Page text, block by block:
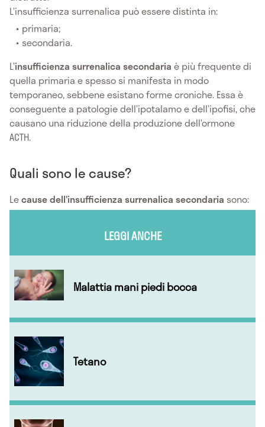
L’insufficienza surrenalica può essere distinta in:
primaria;
secondaria.
L’insufficienza surrenalica secondaria è più frequente di
quella primaria e spesso si manifesta in modo
temporaneo, sebbene esistano forme croniche. Essa è
conseguente a patologie dell’ipotalamo e dell’ipofisi, che
causano una riduzione della produzione dell’ormone
ACTH.
Quali sono le cause?
Lecause dell’insufficienza surrenalica secondaria sono:
LEGGI ANCHE
Malattia mani piedi bocca
Tetano